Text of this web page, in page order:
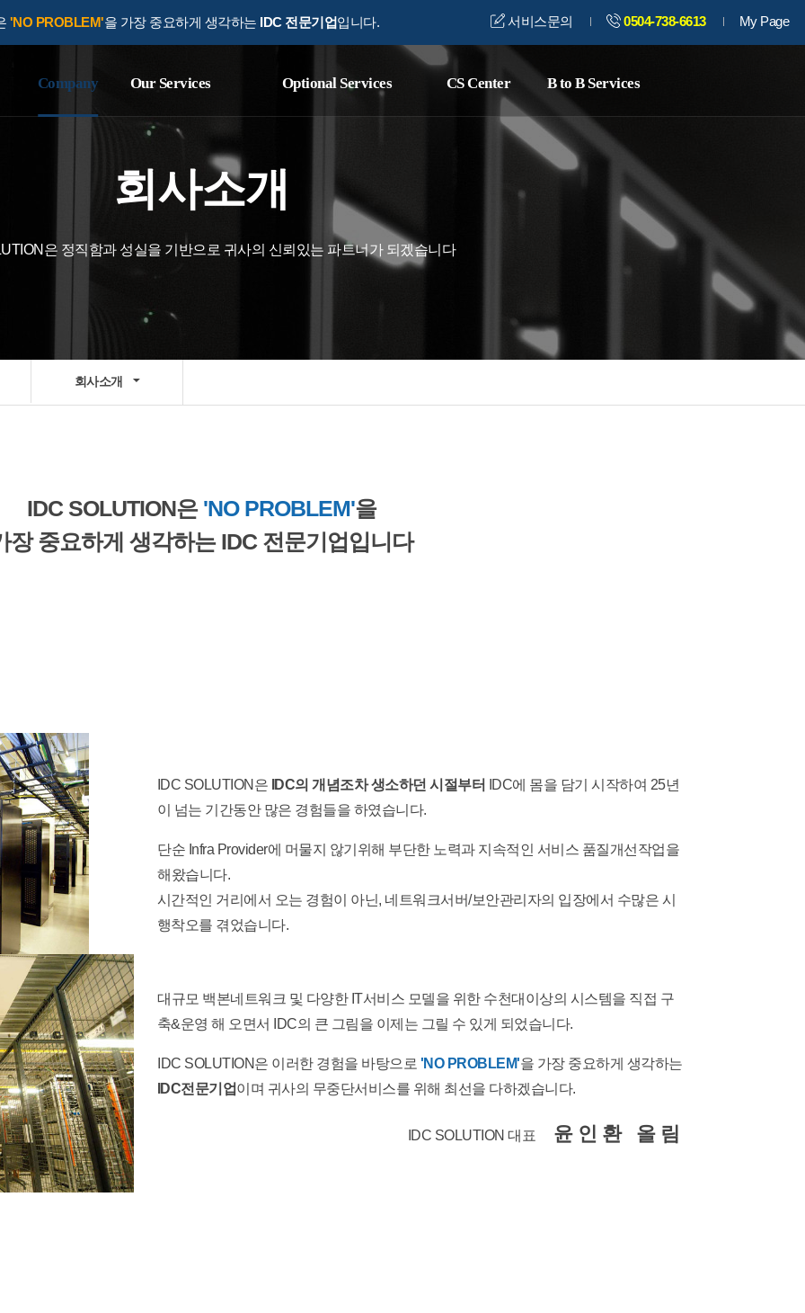
'NO PROBLEM'을 가장 중요하게 생각하는 IDC 전문기업입니다. 서비스문의 0504-738-6613 My Page
Company Our Services Optional Services CS Center B to B Services
회사소개
은 정직함과 성실을 기반으로 귀사의 신뢰있는 파트너가 되겠습니다
회사소개
IDC SOLUTION은 'NO PROBLEM'을
장 중요하게 생각하는 IDC 전문기업입니다
IDC SOLUTION은 IDC의 개념조차 생소하던 시절부터
IDC에 몸을 담기 시작하여 25년
이 넘는 기간동안 많은 경험들을 하였습니다.
단순 Infra Provider에 머물지 않기위해 부단한 노력과 지속적인 서비스 품질개선작업을
해왔습니다.
시간적인 거리에서 오는 경험이 아닌, 네트워크서버/보안관리자의 입장에서 수많은 시
행착오를 겪었습니다.
대규모 백본네트워크 및 다양한 IT서비스 모델을 위한 수천대이상의 시스템을 직접 구
축&운영 해 오면서 IDC의 큰 그림을 이제는 그릴 수 있게 되었습니다.
IDC SOLUTION은 이러한 경험을 바탕으로 'NO PROBLEM'을 가장 중요하게 생각하는
IDC전문기업이며 귀사의 무중단서비스를 위해 최선을 다하겠습니다.
IDC SOLUTION 대표 윤인환 올림